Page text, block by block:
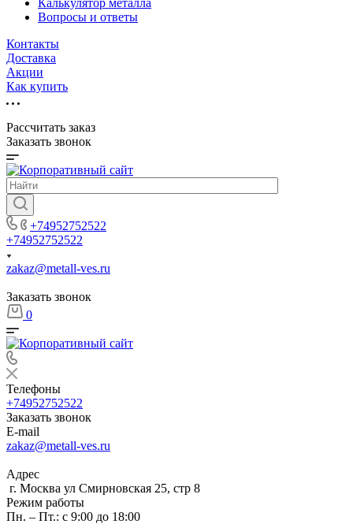
Калькулятор металла
Вопросы и ответы
Контакты
Доставка
Акции
Как купить
Рассчитать заказ
Заказать звонок
+74952752522
+74952752522
zakaz@metall-ves.ru
Заказать звонок
0
Телефоны
+74952752522
Заказать звонок
E-mail
zakaz@metall-ves.ru
Адрес
г. Москва ул Смирновская 25, стр 8
Режим работы
Пн. – Пт.: с 9:00 до 18:00